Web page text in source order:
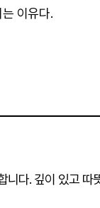
이유다.
니다. 깊이 있고